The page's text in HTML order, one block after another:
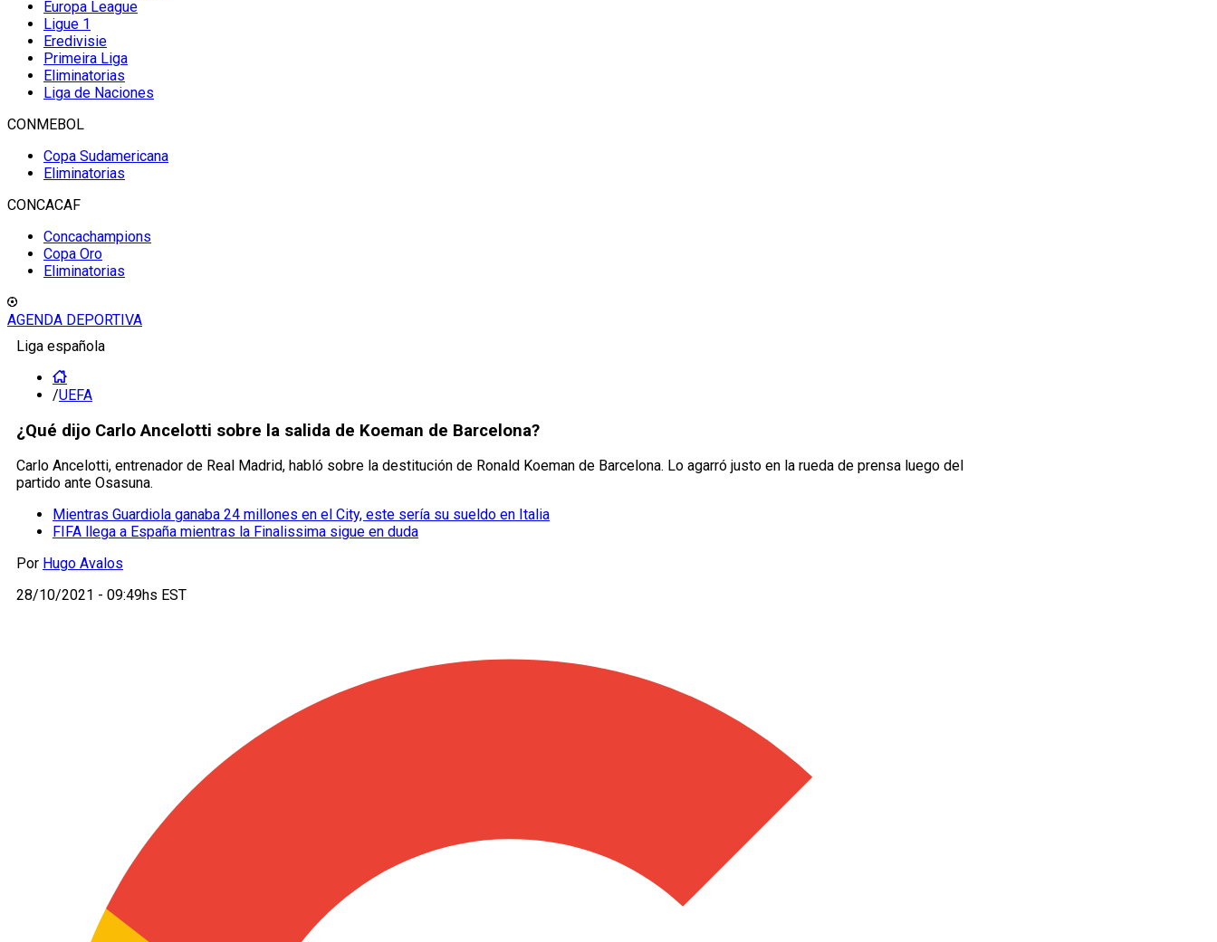
Europa League
Ligue 1
Eredivisie
Primeira Liga
Eliminatorias
Liga de Naciones
CONMEBOL
Copa Sudamericana
Eliminatorias
CONCACAF
Concachampions
Copa Oro
Eliminatorias
AGENDA DEPORTIVA
Liga española
/UEFA
¿Qué dijo Carlo Ancelotti sobre la salida de Koeman de Barcelona?
Carlo Ancelotti, entrenador de Real Madrid, habló sobre la destitución de Ronald Koeman de Barcelona. Lo agarró justo en la rueda de prensa luego del
partido ante Osasuna.
Mientras Guardiola ganaba 24 millones en el City, este sería su sueldo en Italia
FIFA llega a España mientras la Finalissima sigue en duda
Por Hugo Avalos
28/10/2021 - 09:49hs EST